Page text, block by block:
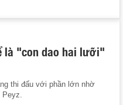
là "con dao hai lưỡi"
thi đấu với phần lớn nhờ